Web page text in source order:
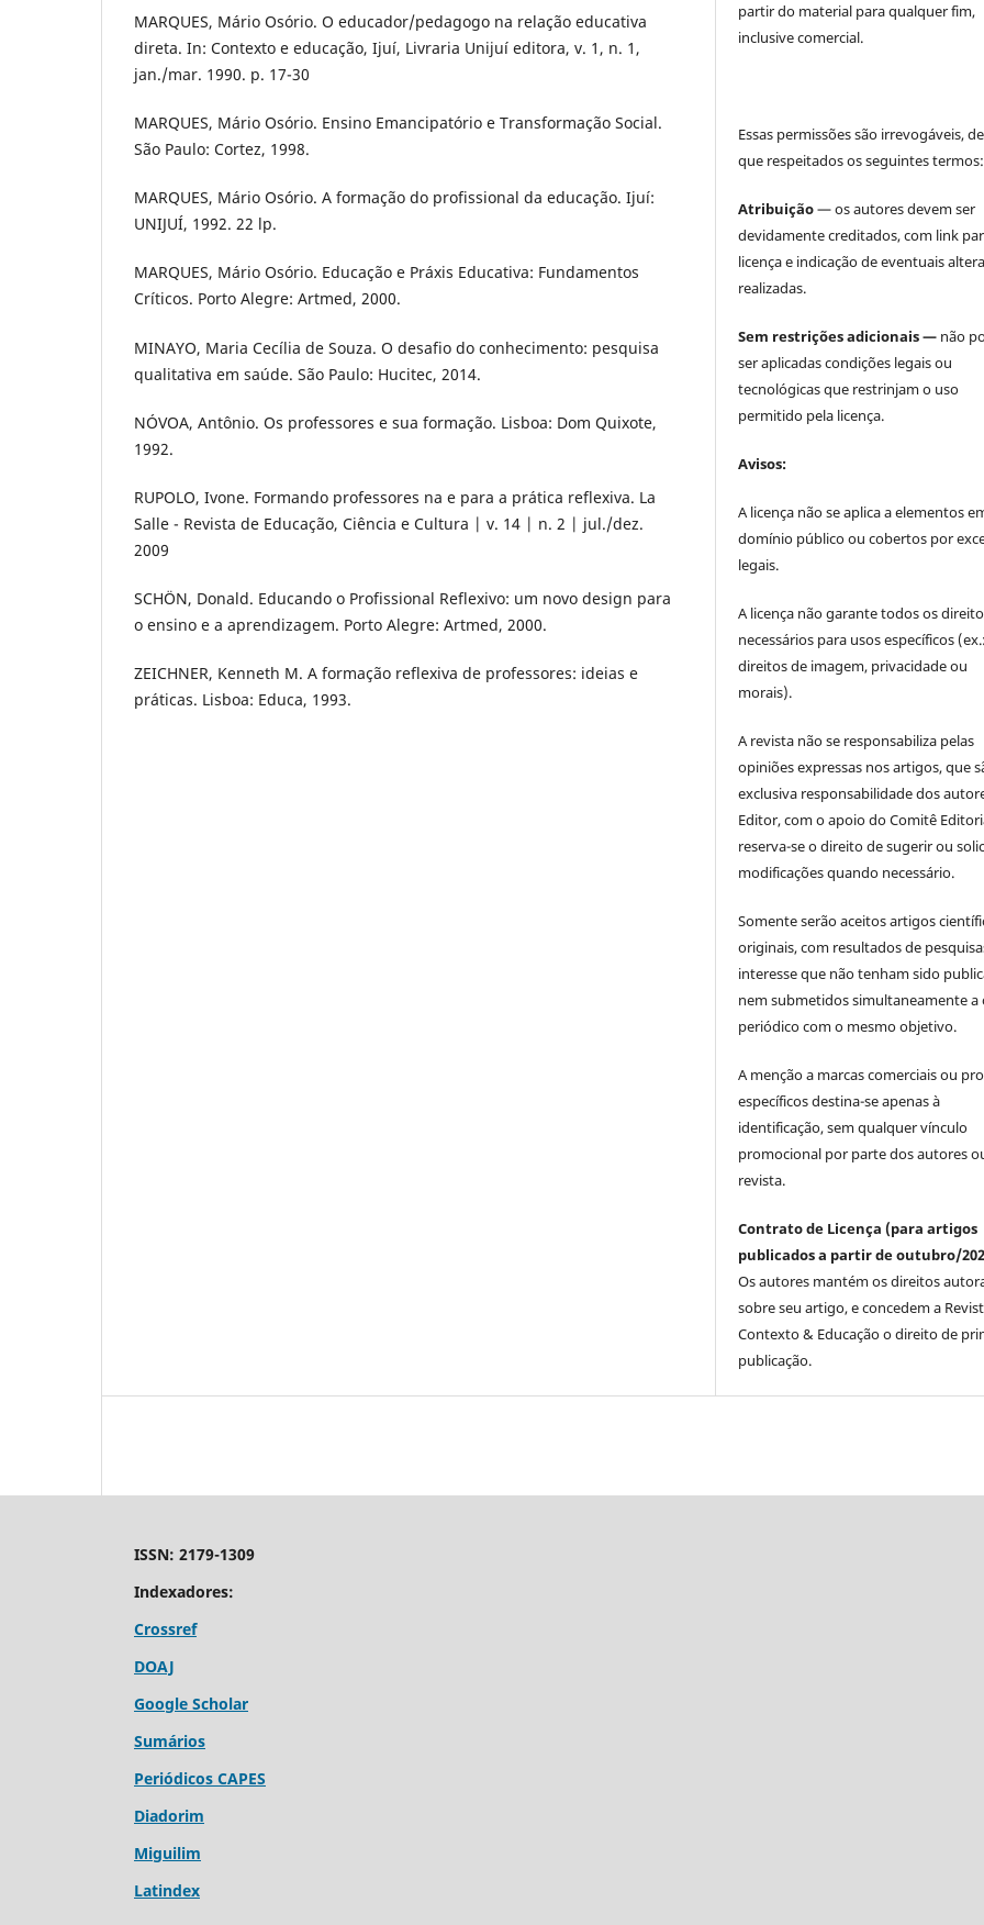
MARQUES, Mário Osório. O educador/pedagogo na relação educativa
direta. In: Contexto e educação, Ijuí, Livraria Unijuí editora, v. 1, n. 1,
jan./mar. 1990. p. 17-30
MARQUES, Mário Osório. Ensino Emancipatório e Transformação Social.
São Paulo: Cortez, 1998.
MARQUES, Mário Osório. A formação do profissional da educação. Ijuí:
UNIJUÍ, 1992. 22 lp.
MARQUES, Mário Osório. Educação e Práxis Educativa: Fundamentos
Críticos. Porto Alegre: Artmed, 2000.
MINAYO, Maria Cecília de Souza. O desafio do conhecimento: pesquisa
qualitativa em saúde. São Paulo: Hucitec, 2014.
NÓVOA, Antônio. Os professores e sua formação. Lisboa: Dom Quixote,
1992.
RUPOLO, Ivone. Formando professores na e para a prática reflexiva. La
Salle - Revista de Educação, Ciência e Cultura | v. 14 | n. 2 | jul./dez.
2009
SCHÖN, Donald. Educando o Profissional Reflexivo: um novo design para
o ensino e a aprendizagem. Porto Alegre: Artmed, 2000.
ZEICHNER, Kenneth M. A formação reflexiva de professores: ideias e
práticas. Lisboa: Educa, 1993.
partir do material para qualquer fim,
inclusive comercial.
Essas permissões são irrevogáveis,
que respeitados os seguintes termos:
Atribuição— os autores devem ser
devidamente creditados, com link
licença e indicação de eventuais
realizadas.
Sem restrições adicionais — não
ser aplicadas condições legais ou
tecnológicas que restrinjam o uso
permitido pela licença.
Avisos:
A licença não se aplica a elementos
domínio público ou cobertos por
legais.
A licença não garante todos os
necessários para usos específicos (ex.:
direitos de imagem, privacidade ou
morais).
A revista não se responsabiliza pelas
opiniões expressas nos artigos, que
exclusiva responsabilidade dos
Editor, com o apoio do Comitê
reserva-se o direito de sugerir ou
modificações quando necessário.
Somente serão aceitos artigos
originais, com resultados de
interesse que não tenham sido
nem submetidos simultaneamente
periódico com o mesmo objetivo.
A menção a marcas comerciais ou
específicos destina-se apenas à
identificação, sem qualquer vínculo
promocional por parte dos autores
revista.
Contrato de Licença (para artigos
publicados a partir de outubro/
Os autores mantém os direitos
sobre seu artigo, e concedem a
Contexto & Educação o direito de
publicação.
ISSN: 2179-1309
Indexadores:
Crossref
DOAJ
Google Scholar
Sumários
Periódicos CAPES
Diadorim
Miguilim
Latindex